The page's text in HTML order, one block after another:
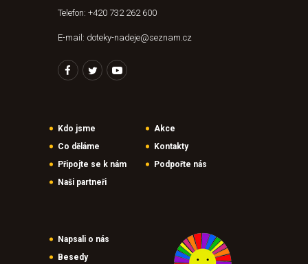
Telefon: +420 732 262 600
E-mail: doteky-nadeje@seznam.cz
Kdo jsme
Co děláme
Připojte se k nám
Naši partneři
Akce
Kontakty
Podpořte nás
Napsali o nás
Besedy